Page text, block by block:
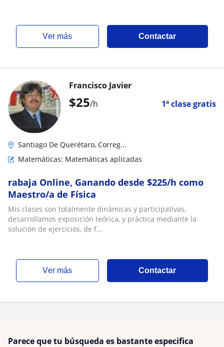
ver más Contactar
$25/h 1ª clase gratis
Francisco Javier
Santiago De Querétaro, Correg...
Matemáticas: Matemáticas aplicadas
rabaja Online, Ganando desde $225/h como
Maestro/a de Física
Mis clases son totalmente dinámicas y participativas,
desarrollamos exposición teórica, y práctica mediante la
solución de ejercicios, de f...
ver más Contactar
Parece que tu búsqueda es bastante especifica